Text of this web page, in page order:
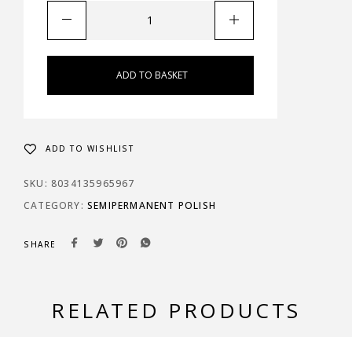
ADD TO BASKET
ADD TO WISHLIST
SKU: 8034135965967
CATEGORY: SEMIPERMANENT POLISH
SHARE
RELATED PRODUCTS